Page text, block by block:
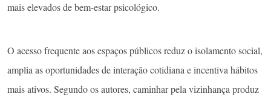
mais elevados de bem-estar psicológico.
O acesso frequente aos espaços públicos reduz o isolamento social,
amplia as oportunidades de interação cotidiana e incentiva hábitos
mais ativos. Segundo os autores, caminhar pela vizinhança produz